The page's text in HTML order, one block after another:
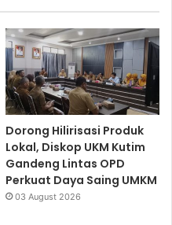
Dorong Hilirisasi Produk
Lokal, Diskop UKM Kutim
Gandeng Lintas OPD
Perkuat Daya Saing UMKM
03 August 2026